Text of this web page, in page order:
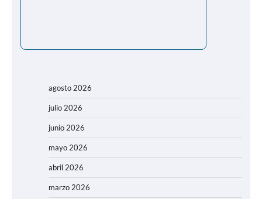
agosto 2026
julio 2026
junio 2026
mayo 2026
abril 2026
marzo 2026